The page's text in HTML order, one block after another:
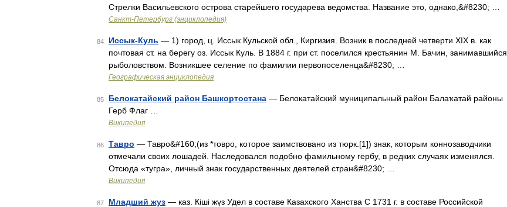
Стрелки Васильевского острова старейшего государева ведомства. Название это, однако,&#8230; …
Санкт-Петербург (энциклопедия)
84 Иссык-Куль — 1) город, ц. Иссык Кульской обл., Киргизия. Возник в последней четверти XIX в. как
почтовая ст. на берегу оз. Иссык Куль. В 1884 г. при ст. поселился крестьянин М. Бачин, занимавшийся
рыболовством. Возникшее селение по фамилии первопоселенца&#8230; …
Географическая энциклопедия
85 Белокатайский район Башкортостана — Белокатайский муниципальный район Балаҡатай районы
Герб Флаг …
Википедия
86 Тавро — Тавро&#160;(из *товро, которое заимствовано из тюрк.[1]) знак, которым коннозаводчики
отмечали своих лошадей. Наследовался подобно фамильному гербу, в редких случаях изменялся.
Отсюда «тугра», личный знак государственных деятелей стран&#8230; …
Википедия
87 Младший жуз — каз. Кіші жүз Удел в составе Казахского Ханства С 1731 г. в составе Российской